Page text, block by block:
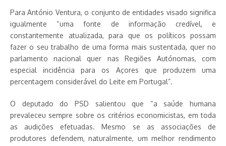
Para António Ventura, o conjunto de entidades visado significa
igualmente “uma fonte de informação credível, e
constantemente atualizada, para que os políticos possam
fazer o seu trabalho de uma forma mais sustentada, quer no
parlamento nacional quer nas Regiões Autónomas, com
especial incidência para os Açores que produzem uma
percentagem considerável do Leite em Portugal”.
O deputado do PSD salientou que “a saúde humana
prevaleceu sempre sobre os critérios economicistas, em toda
as audições efetuadas. Mesmo se as associações de
produtores defendem, naturalmente, um melhor rendimento